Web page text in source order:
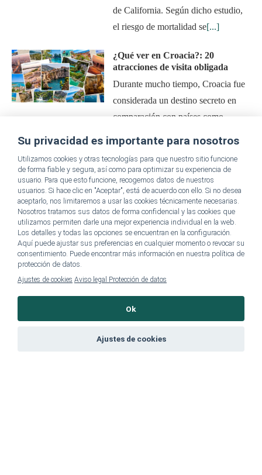
de California. Según dicho estudio,
el riesgo de mortalidad se[...]
¿Qué ver en Croacia?: 20
atracciones de visita obligada
Durante mucho tiempo, Croacia fue
considerada un destino secreto en
comparación con países como
últimos años, este pequeño país en
la[...]
SpaDreamsES Instagram
Instagram has returned empty data. Please authorize your Instagram
SÍGUENOS
Su privacidad es importante para nosotros
Utilizamos cookies y otras tecnologías para que nuestro sitio funcione
de forma fiable y segura, así como para optimizar su experiencia de
usuario. Para que esto funcione, recogemos datos de nuestros
usuarios. Si hace clic en "Aceptar", está de acuerdo con ello. Si no desea
aceptarlo, nos limitaremos a usar las cookies técnicamente necesarias.
Nosotros tratamos sus datos de forma confidencial y las cookies que
utilizamos permiten darle una mejor experiencia individual en la web.
Los detalles y todas las opciones se encuentran en la configuración.
Aquí puede ajustar sus preferencias en cualquier momento o revocar su
consentimiento. Puede encontrar más información en nuestra política de
protección de datos.
Ajustes de cookies Aviso legal Protección de datos
Ok
Ajustes de cookies